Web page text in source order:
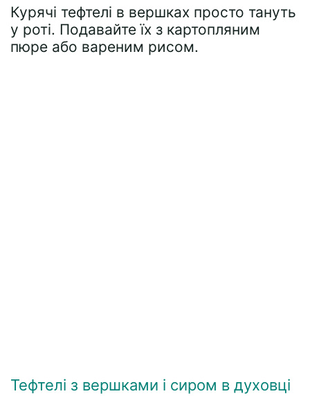
Курячі тефтелі в вершках просто тануть
у роті. Подавайте їх з картопляним
пюре або вареним рисом.
Тефтелі з вершками і сиром в духовці